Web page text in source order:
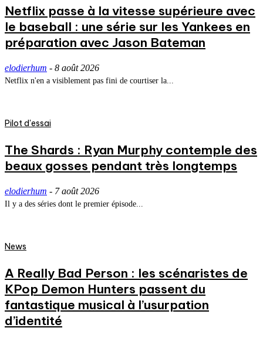
Netflix passe à la vitesse supérieure avec
le baseball : une série sur les Yankees en
préparation avec Jason Bateman
elodierhum - 8 août 2026
Netflix n'en a visiblement pas fini de courtiser la...
Pilot d'essai
The Shards : Ryan Murphy contemple des
beaux gosses pendant très longtemps
elodierhum - 7 août 2026
Il y a des séries dont le premier épisode...
News
A Really Bad Person : les scénaristes de
KPop Demon Hunters passent du
fantastique musical à l’usurpation
d’identité